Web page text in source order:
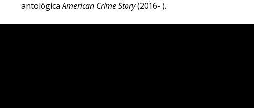
antológicaAmerican Crime Story(2016- ).